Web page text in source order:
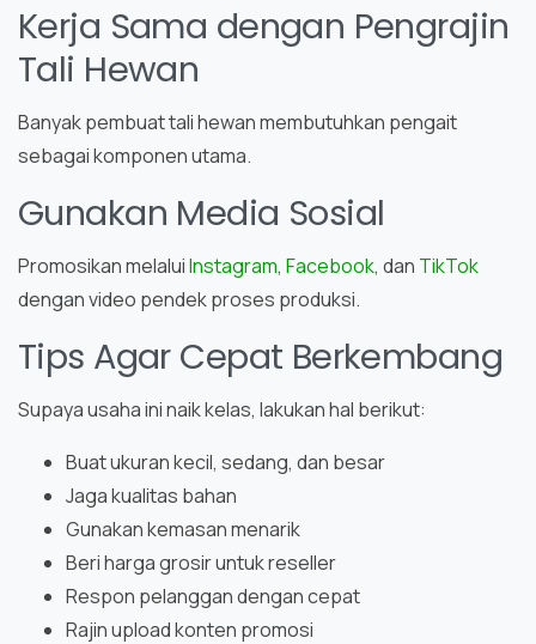
Kerja Sama dengan Pengrajin
Tali Hewan
Banyak pembuat tali hewan membutuhkan pengait
sebagai komponen utama.
Gunakan Media Sosial
Promosikan melaluiInstagram, Facebook, dan TikTok
dengan video pendek proses produksi.
Tips Agar Cepat Berkembang
Supaya usaha ini naik kelas, lakukan hal berikut:
Buat ukuran kecil, sedang, dan besar
Jaga kualitas bahan
Gunakan kemasan menarik
Beri harga grosir untuk reseller
Respon pelanggan dengan cepat
Rajin upload konten promosi